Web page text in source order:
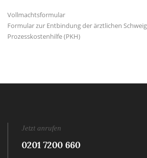
Vollmachtsformular
Formular zur Entbindung der ärztlichen
Prozesskostenhilfe (PKH)
Jetzt anrufen
0201 7200 660